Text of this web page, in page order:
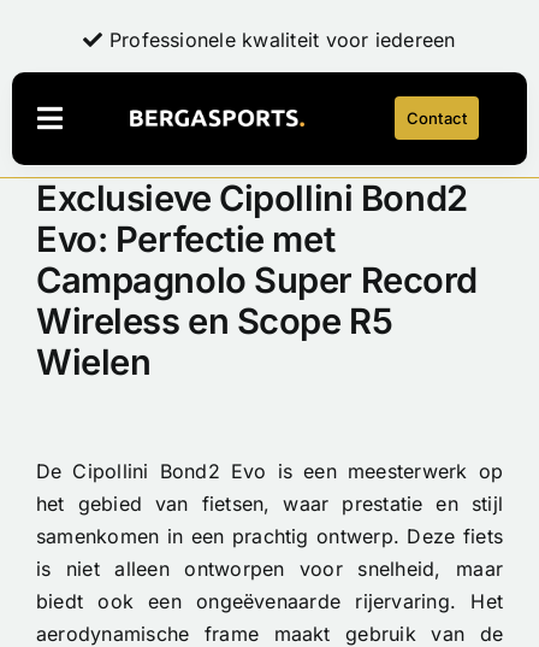
inhoud
Navigatie
Toggelen
Webshop
LaFuga
NEW
Over Bergasports
Onderhoud & Reparatie
Account
Contact
Persoonlijk advies en expertise
Professionele kwaliteit voor iedereen
Exclusieve, hoogwaardige producten
Persoonlijk advies en expertise
Professionele kwaliteit voor iedereen
Exclusieve Cipollini Bond2
Evo: Perfectie met
Campagnolo Super Record
Wireless en Scope R5
Wielen
De Cipollini Bond2 Evo is een meesterwerk op
het gebied van fietsen, waar prestatie en stijl
samenkomen in een prachtig ontwerp. Deze fiets
is niet alleen ontworpen voor snelheid, maar
biedt ook een ongeëvenaarde rijervaring. Het
aerodynamische frame maakt gebruik van de